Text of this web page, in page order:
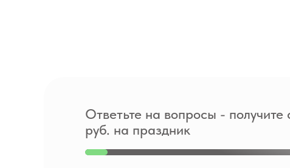
Ответьте на вопросы - получите
руб. на праздник